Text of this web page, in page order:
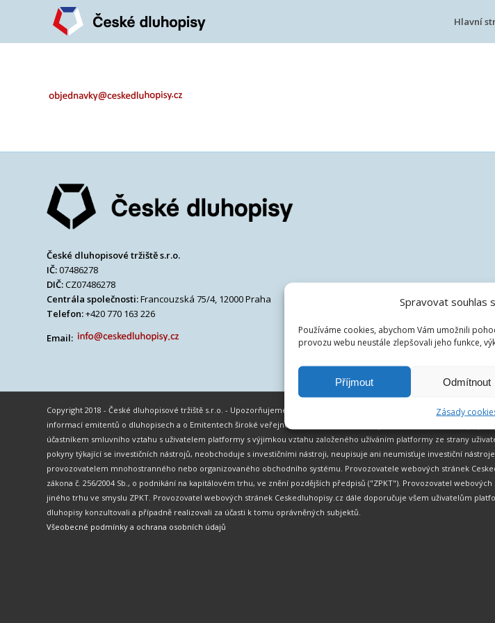
Spravovat souhlas
Používáme cookies, abychom Vám umožnili
provozu webu neustále zlepšovali jeho funkce,
Příjmout Odmítnout
Zásady
Hlavní
České dluhopisové tržiště s.r.o.
IČ:07486278
DIČ:CZ07486278
Centrála společnosti:Francouzská 75/4, 12000 Praha
Telefon:+420 770 163 226
Email:
Copyright 2018 - České dluhopisové tržiště s.r.o. - Upozorňujeme všechny uživatele platformy, že webové stránky
informací emitentů o dluhopisech a o Emitentech široké veřejnosti. Provozovatel webových stránek
účastníkem smluvního vztahu s uživatelem platformy s výjimkou vztahu založeného užíváním platformy ze strany
pokyny týkající se investičních nástrojů, neobchoduje s investičními nástroji, neupisuje ani neumisťuje investiční
provozovatelem mnohostranného nebo organizovaného obchodního systému. Provozovatele webových stránek
zákona č. 256/2004 Sb., o podnikání na kapitálovém trhu, ve znění pozdějších předpisů ("ZPKT"). Provozovatel
jiného trhu ve smyslu ZPKT. Provozovatel webových stránek Ceskedluhopisy.cz dále doporučuje všem uživatelům
dluhopisy konzultovali a případně realizovali za účasti k tomu oprávněných subjektů.
Všeobecné podmínky a ochrana osobních údajů